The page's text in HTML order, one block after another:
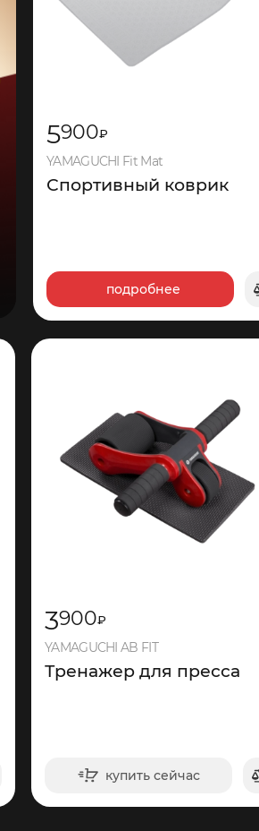
5900₽
YAMAGUCHI Fit Mat
Спортивный коврик
подробнее
3900₽
YAMAGUCHI AB FIT
Тренажер для пресса
купить сейчас
в корзину